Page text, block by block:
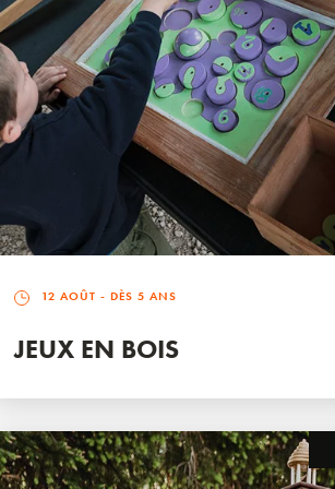
12 AOÛT - DÈS 5 ANS
JEUX EN BOIS